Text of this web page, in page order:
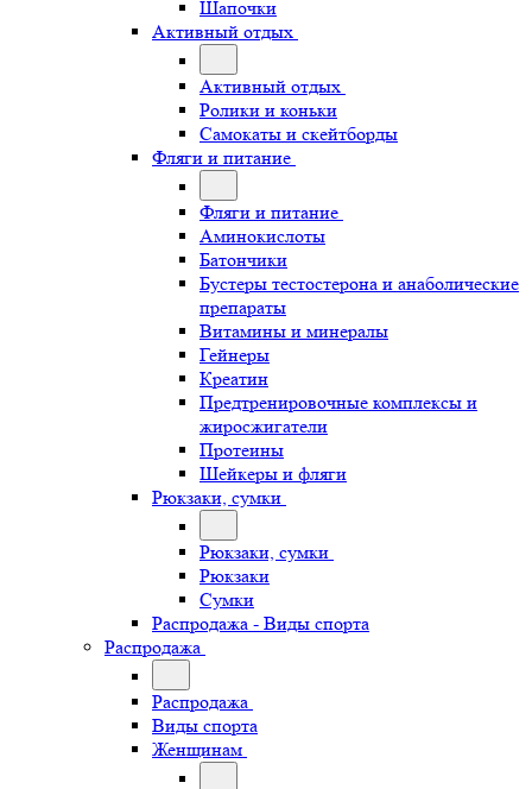
Шапочки
Активный отдых
Активный отдых
Ролики и коньки
Самокаты и скейтборды
Фляги и питание
Фляги и питание
Аминокислоты
Батончики
Бустеры тестостерона и анаболические
препараты
Витамины и минералы
Гейнеры
Креатин
Предтренировочные комплексы и
жиросжигатели
Протеины
Шейкеры и фляги
Рюкзаки, сумки
Рюкзаки, сумки
Рюкзаки
Сумки
Распродажа - Виды спорта
Распродажа
Распродажа
Виды спорта
Женщинам